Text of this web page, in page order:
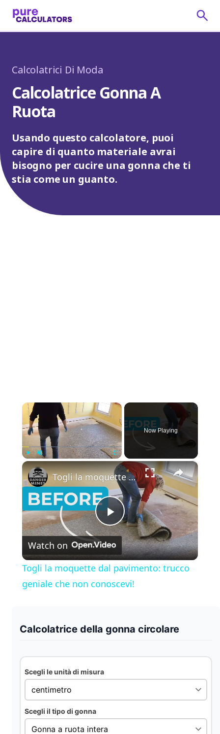
Calcolatrici Di Moda
Calcolatrice Gonna A
Ruota
Usando questo calcolatore, puoi
capire di quanto materiale avrai
bisogno per cucire una gonna che ti
stia come un guanto.
×
Fullscreen
Now Playing
×
P
l
a
d
Togli la moquette dal pavimento: trucco geniale che non conoscevi!
Watch on
Togli la moquette dal pavimento: trucco
geniale che non conoscevi!
Calcolatrice della gonna circolare
Scegli le unità di misura
Scegli il tipo di gonna